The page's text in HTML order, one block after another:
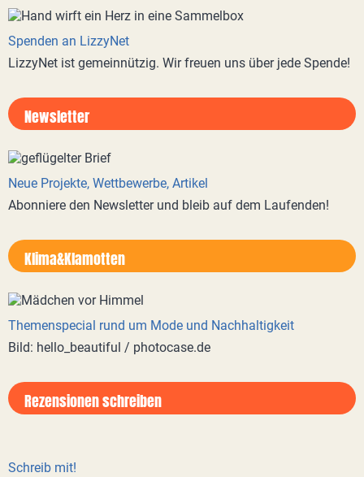
Spenden an LizzyNet
LizzyNet ist gemeinnützig. Wir freuen uns über jede Spende!
Newsletter
Neue Projekte, Wettbewerbe, Artikel
Abonniere den Newsletter und bleib auf dem Laufenden!
Klima&Klamotten
Themenspecial rund um Mode und Nachhaltigkeit
Bild: hello_beautiful / photocase.de
Rezensionen schreiben
Schreib mit!